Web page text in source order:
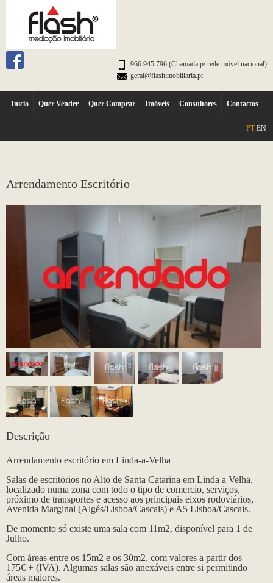
966 945 796 (Chamada p/ rede móvel nacional)
geral@flashimobiliaria.pt
Início Quer Vender Quer Comprar Imóveis Consultores Contactos
PT EN
Arrendamento Escritório
Descrição
Arrendamento escritório em Linda-a-Velha
Salas de escritórios no Alto de Santa Catarina em Linda a Velha,
localizado numa zona com todo o tipo de comercio, serviços,
próximo de transportes e acesso aos principais eixos rodoviários,
Avenida Marginal (Algés/Lisboa/Cascais) e A5 Lisboa/Cascais.
De momento só existe uma sala com 11m2, disponível para 1 de
Julho.
Com áreas entre os 15m2 e os 30m2, com valores a partir dos
175€ + (IVA). Algumas salas são anexáveis entre si permitindo
áreas maiores.